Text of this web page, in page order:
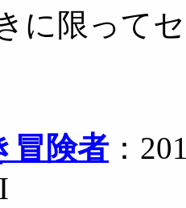
に限って
冒険者 ：